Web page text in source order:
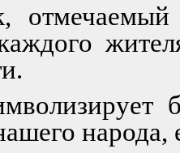
народа,